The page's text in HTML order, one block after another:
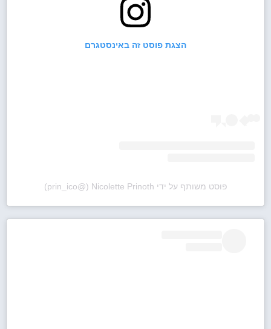
הצגת פוסט זה באינסטגרם
פוסט משותף על ידי ‏‎Nicolette Prinoth‎‏ (@‏‎prin_ico‎‏)